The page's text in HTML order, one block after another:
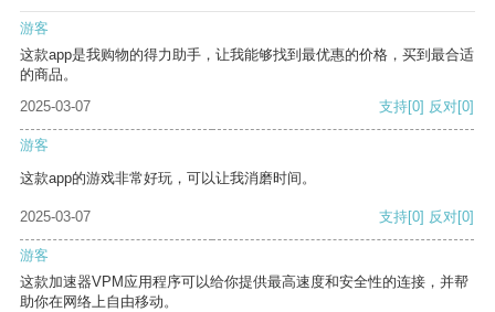
游客
这款app是我购物的得力助手，让我能够找到最优惠的价格，买到最合适
的商品。
2025-03-07
支持[0] 反对[0]
游客
这款app的游戏非常好玩，可以让我消磨时间。
2025-03-07 支持[0] 反对[0]
游客
这款加速器VPM应用程序可以给你提供最高速度和安全性的连接，并帮
助你在网络上自由移动。